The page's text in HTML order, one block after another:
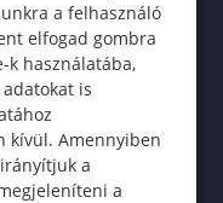
a felhasználó
elfogad gombra
k használatába,
is
kívül. Amennyiben
a
a